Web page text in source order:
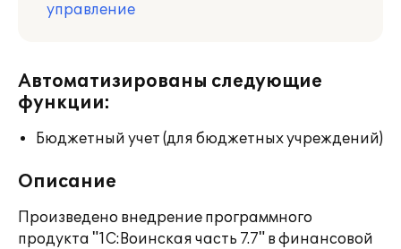
управление
Автоматизированы следующие
функции:
Бюджетный учет (для бюджетных учреждений)
Описание
Произведено внедрение программного
продукта "1C:Воинская часть 7.7" в финансовой